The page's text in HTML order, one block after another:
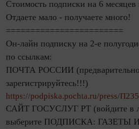
Стоимость подписки на 6 месяцев
Отдаете мало - получаете много!
========================
Он-лайн подписку на 2-е
по ссылкам:
ПОЧТА РОССИИ (предварительно
зарегистрируйтесь!!!)
https://podpiska.pochta.ru/press/
САЙТ ГОСУСЛУГ РТ (войдите в
выберите ПОДПИСКА: